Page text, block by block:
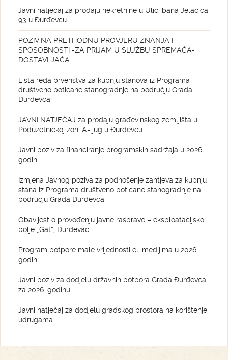
Javni natječaj za prodaju nekretnine u Ulici bana Jelačića
93 u Đurđevcu
POZIV NA PRETHODNU PROVJERU ZNANJA I
SPOSOBNOSTI -ZA PRIJAM U SLUŽBU SPREMAČA-
DOSTAVLJAČA
Lista reda prvenstva za kupnju stanova iz Programa
društveno poticane stanogradnje na području Grada
Đurđevca
JAVNI NATJEČAJ za prodaju građevinskog zemljišta u
Poduzetničkoj zoni A- jug u Đurđevcu
Javni poziv za financiranje programskih sadržaja u 2026.
godini
Izmjena Javnog poziva za podnošenje zahtjeva za kupnju
stana iz Programa društveno poticane stanogradnje na
području Grada Đurđevca
Obavijest o provođenju javne rasprave – eksploatacijsko
polje „Gat“, Đurđevac
Program potpore male vrijednosti el. medijima u 2026.
godini
Javni poziv za dodjelu državnih potpora Grada Đurđevca
za 2026. godinu
Javni natječaj za dodjelu gradskog prostora na korištenje
udrugama